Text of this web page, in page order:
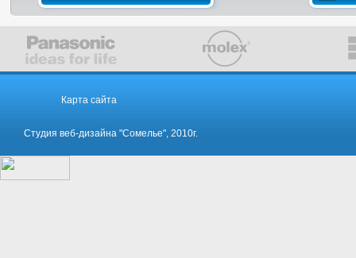
Карта сайта
Студия веб-дизайна "Сомелье", 2010г.